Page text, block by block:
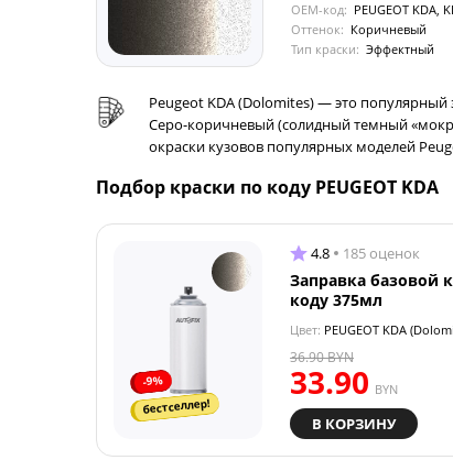
OEM-код: PEUGEOT KDA,
Оттенок: Коричневый
Тип краски: Эффектный
Peugeot KDA (Dolomites) — это
Серо-коричневый (солидный темный
окраски кузовов популярных моделей
Подбор краски по коду PEUGEOT KDA
-9%
бестселлер!
4.8 185 оценок
Заправка базовой
коду 375мл
Цвет: PEUGEOT KDA
33.90 BYN
36.90BYN
В КОРЗИНУ